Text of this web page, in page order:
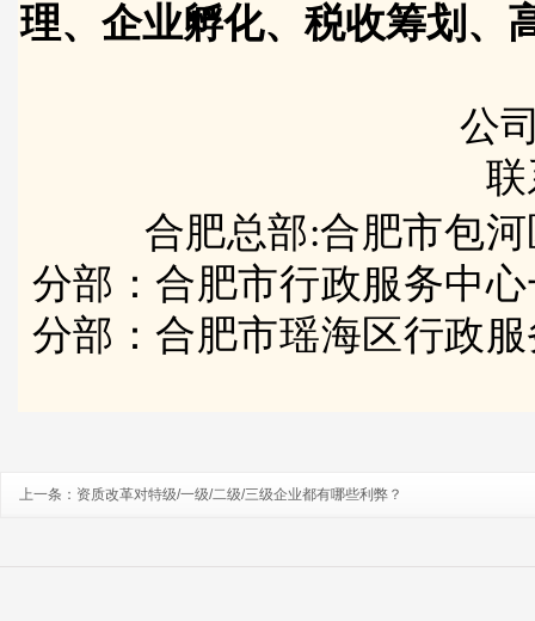
理、企业孵化、税收筹划、
公
合肥总部:合肥市包
分部：合肥市行政服务中
分部：合肥市瑶海区行政
上一条： 资质改革对特级/一级/二级/三级企业都有哪些利弊？